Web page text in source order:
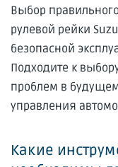
Выбор
рулевой рейки
безопасной
Подходите к
проблем в
управления
Какие